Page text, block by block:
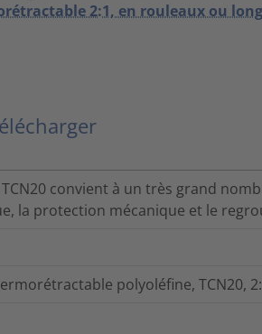
2:1, en rouleaux ou
TCN20 convient à un très grand
la protection mécanique et le
polyoléfine, TCN20,